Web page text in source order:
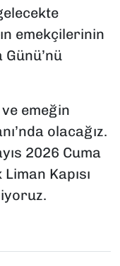
emekçilerinin
Günü’nü
emeğin
olacağız.
2026 Cuma
Kapısı